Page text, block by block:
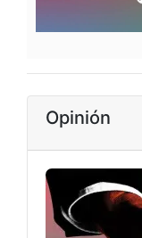
Opinión